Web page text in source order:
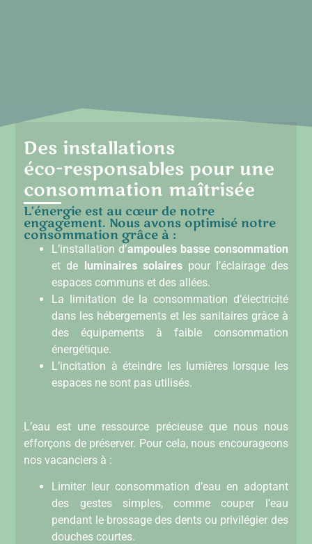
Des installations
éco-responsables pour une
consommation maîtrisée
L’énergie est au cœur de notre
engagement. Nous avons optimisé notre
consommation grâce à :
L’installation d’ampoules basse consommation
et de
luminaires solairespour l’éclairage des
espaces communs et des allées.
La limitation de la consommation d’électricité
dans les hébergements et les sanitaires grâce à
des équipements à faible consommation
énergétique.
L’incitation à éteindre les lumières lorsque les
espaces ne sont pas utilisés.
L’eau est une ressource précieuse que nous nous
efforçons de préserver. Pour cela, nous encourageons
nos vacanciers à :
Limiter leur consommation d’eau en adoptant
des gestes simples, comme couper l’eau
pendant le brossage des dents ou privilégier des
douches courtes.